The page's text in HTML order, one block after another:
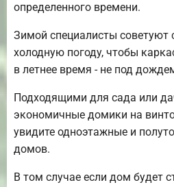
определенного времени.
Зимой специалисты советуют
холодную погоду, чтобы
в летнее время - не под
Подходящими для сада или
экономичные домики на
увидите одноэтажные и
домов.
В том случае если дом будет